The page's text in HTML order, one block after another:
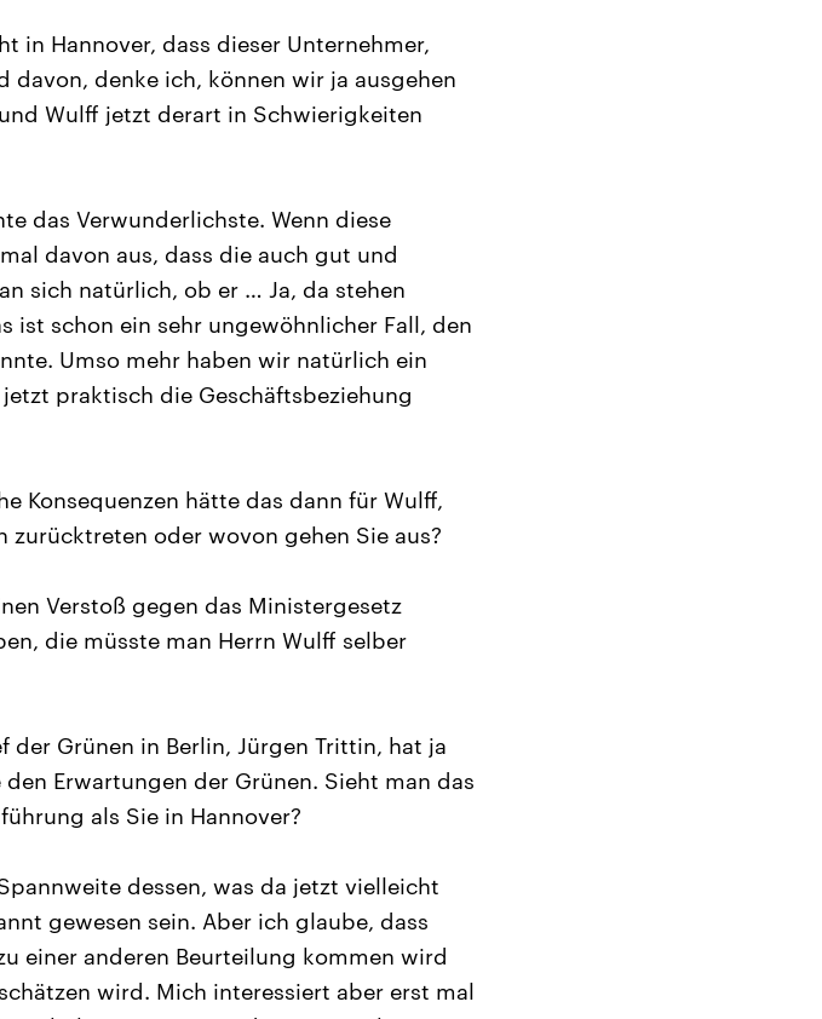
in Hannover, dass dieser Unternehmer,
denke ich, können wir ja ausgehen
Wulff jetzt derart in Schwierigkeiten
das Verwunderlichste. Wenn diese
davon aus, dass die auch gut und
sich natürlich, ob er … Ja, da stehen
ist schon ein sehr ungewöhnlicher Fall, den
Umso mehr haben wir natürlich ein
praktisch die Geschäftsbeziehung
Konsequenzen hätte das dann für Wulff,
zurücktreten oder wovon gehen Sie aus?
Verstoß gegen das Ministergesetz
die müsste man Herrn Wulff selber
der Grünen in Berlin, Jürgen Trittin, hat ja
Erwartungen der Grünen. Sieht man das
als Sie in Hannover?
dessen, was da jetzt vielleicht
gewesen sein. Aber ich glaube, dass
einer anderen Beurteilung kommen wird
wird. Mich interessiert aber erst mal